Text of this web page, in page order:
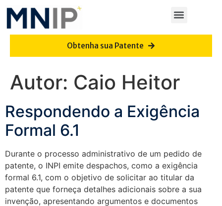
Obtenha sua Patente
Autor: Caio Heitor
Respondendo a Exigência
Formal 6.1
Durante o processo administrativo de um pedido de
patente, o INPI emite despachos, como a exigência
formal 6.1, com o objetivo de solicitar ao titular da
patente que forneça detalhes adicionais sobre a sua
invenção, apresentando argumentos e documentos